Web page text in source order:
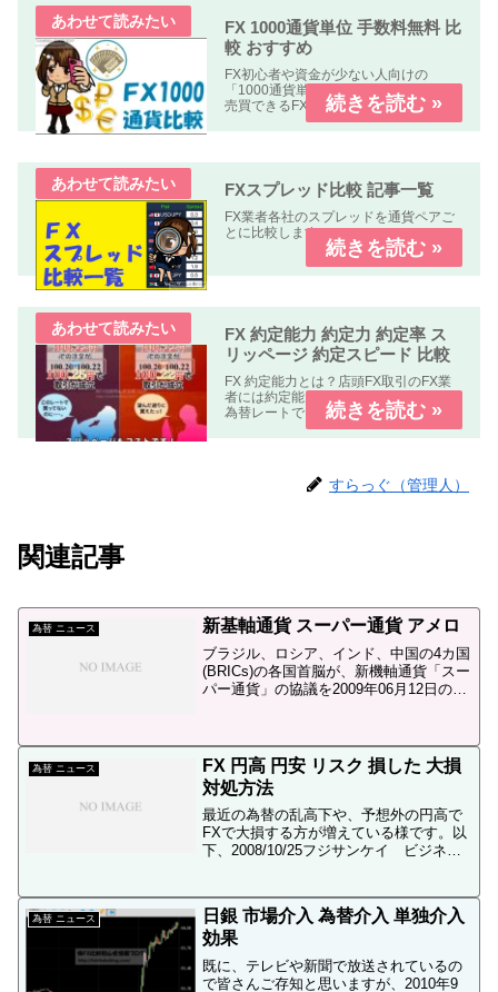
FX 1000通貨単位 手数料無料 比
較 おすすめ
FX初心者や資金が少ない人向けの
「1000通貨単位以下、手数料無料」で
売買できるFX業者の比較記事です。
FXスプレッド比較 記事一覧
FX業者各社のスプレッドを通貨ペアご
とに比較します。
FX 約定能力 約定力 約定率 ス
リッページ 約定スピード 比較
FX 約定能力とは？店頭FX取引のFX業
者には約定能力の高いFX業者指定した
為替レートできちんと約定する。約定
能力の低いFX業者指定した為替レート
定能力 比較 まとめFX...
すらっぐ（管理人）
関連記事
為替 ニュース 新基軸通貨 スーパー通貨 アメロ
ブラジル、ロシア、インド、中国の4カ国
(BRICs)の各国首脳が、新機軸通貨「スー
パー通貨」の協議を2009年06月12日の首
軸通貨誕生か BRICｓ首脳が16日に...
為替 ニュース
FX 円高 円安 リスク 損した 大損
対処方法
最近の為替の乱高下や、予想外の円高で
FXで大損する方が増えている様です。以
下、2008/10/25フジサンケイ ビジネス
変する外為相場を背景に、FXが注目され
ている...
為替 ニュース
日銀 市場介入 為替介入 単独介入
効果
既に、テレビや新聞で放送されているの
で皆さんご存知と思いますが、2010年9